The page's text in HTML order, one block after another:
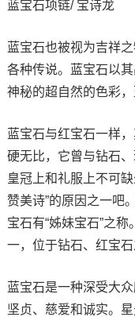
蓝宝石项链/ 宝诗龙
蓝宝石也被视为吉祥
各种传说。蓝宝石以
神秘的超自然的色彩
蓝宝石与红宝石一样
硬无比，它曾与钻石
皇冠上和礼服上不可
赞美诗”的原因之一吧
宝石有“姊妹宝石”之
一，位于钻石、红宝
蓝宝石是一种深受大
坚贞、慈爱和诚实。